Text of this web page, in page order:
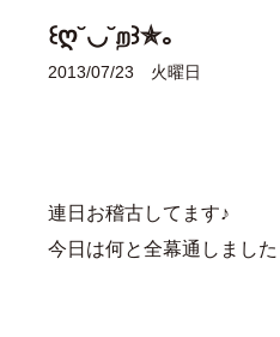
꒰ღ˘◡˘ற꒱✯｡
2013/07/23 火曜日
連日お稽古してます♪
今日は何と全幕通しまし